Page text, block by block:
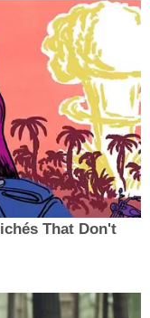
That Don't